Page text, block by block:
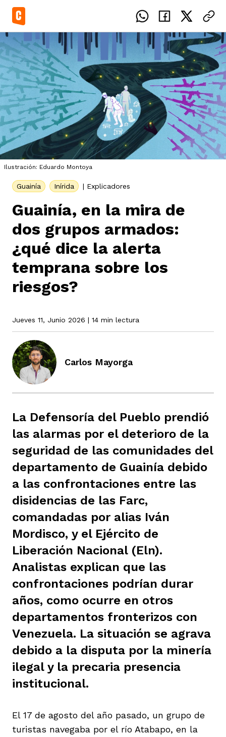
Ilustración: Eduardo Montoya
Guainía Inírida | Explicadores
Guainía, en la mira de
dos grupos armados:
¿qué dice la alerta
temprana sobre los
riesgos?
Jueves 11, Junio 2026 | 14 min lectura
Carlos Mayorga
La Defensoría del Pueblo prendió
las alarmas por el deterioro de la
seguridad de las comunidades del
departamento de Guainía debido
a las confrontaciones entre las
disidencias de las Farc,
comandadas por alias Iván
Mordisco, y el Ejército de
Liberación Nacional (Eln).
Analistas explican que las
confrontaciones podrían durar
años, como ocurre en otros
departamentos fronterizos con
Venezuela. La situación se agrava
debido a la disputa por la minería
ilegal y la precaria presencia
institucional.
El 17 de agosto del año pasado, un grupo de
turistas navegaba por el río Atabapo, en la
país
del Caguán
del Cesar
de Atrato
étnicos
armado
2023
país
Baja
fórmula
principios
de estilo
equipo
periodistas locales
nuestro contenido